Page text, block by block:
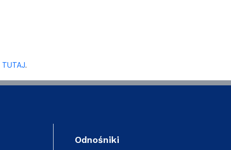
TUTAJ.
Odnośniki